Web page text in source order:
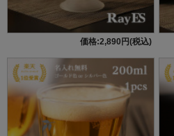
価格:2,890円(税込)